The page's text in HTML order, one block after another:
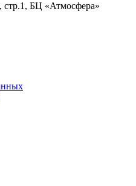
стр.1, БЦ «Атмосфера»